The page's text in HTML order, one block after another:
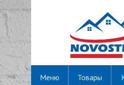
Меню Товары